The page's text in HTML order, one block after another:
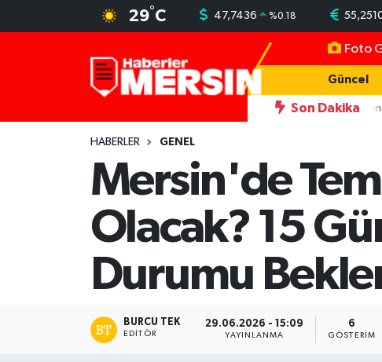
29°C 47,7436 %0.18
Foto
Güncel
Son Dakika
darbeden şüpheliye uzaklaştırma; geçmiş yıllardaki darp görüntüleri ortaya
HABERLER GENEL
Mersin'de
Olacak? 15
Durumu
BURCU TEK
EDITÖR
29.06.2026 - 15:09
YAYINLANMA
6
GÖSTERIM
Mersin Nöbetçi Eczaneler
Mersin Hava Durumu
Mersin Trafik Yoğunluk Haritası
Süper Lig Puan Durumu ve Fikstür
Tüm Manşetler
Son Dakika Haberleri